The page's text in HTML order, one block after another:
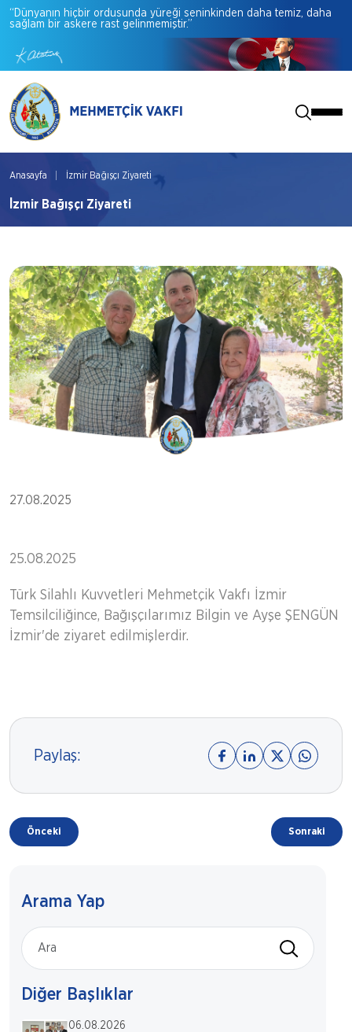
“Dünyanın hiçbir ordusunda yüreği seninkinden daha temiz, daha
sağlam bir askere rast gelinmemiştir.”
Anasayfa İzmir Bağışçı Ziyareti
İzmir Bağışçı Ziyareti
27.08.2025
25.08.2025
Türk Silahlı Kuvvetleri Mehmetçik Vakfı İzmir
Temsilciliğince, Bağışçılarımız Bilgin ve Ayşe ŞENGÜN
İzmir'de ziyaret edilmişlerdir.
Paylaş:
Önceki Sonraki
Arama Yap
Diğer Başlıklar
06.08.2026